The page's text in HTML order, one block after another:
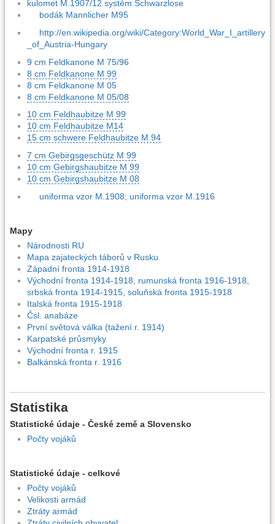
kulomet M.1907/12 systém Schwarzlose
bodák Mannlicher M95
http://en.wikipedia.org/wiki/Category:World_War_I_artillery
_of_Austria-Hungary
9 cm Feldkanone M 75/96
8 cm Feldkanone M 99
8 cm Feldkanone M 05
8 cm Feldkanone M 05/08
10 cm Feldhaubitze M 99
10 cm Feldhaubitze M14
15 cm schwere Feldhaubitze M 94
7 cm Gebirgsgeschütz M 99
10 cm Gebirgshaubitze M 99
10 cm Gebirgshaubitze M 08
uniforma vzor M.1908; uniforma vzor M.1916
Mapy
Národnosti RU
Mapa zajateckých táborů v Rusku
Západní fronta 1914-1918
Východní fronta 1914-1918, rumunská fronta 1916-1918,
srbská fronta 1914-1915, soluňská fronta 1915-1918
Italská fronta 1915-1918
Čsl. anabáze
První světová válka (tažení r. 1914)
Karpatské průsmyky
Východní fronta r. 1915
Balkánská fronta r. 1916
Statistika
Statistické údaje - České země a Slovensko
Počty vojáků
Statistické údaje - celkové
Počty vojáků
Velikosti armád
Ztráty armád